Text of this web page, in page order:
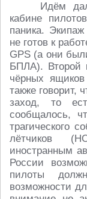
Идём
кабине
паника.
не готов к
GPS (а они
БПЛА). Второй
чёрных
также говорит,
заход, то
сообщалось,
трагического
лётчиков
иностранным
России
пилоты
возможности